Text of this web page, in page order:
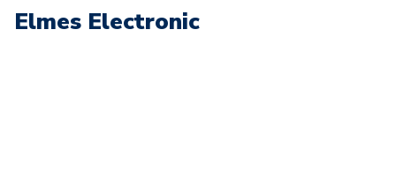
Elmes Electronic